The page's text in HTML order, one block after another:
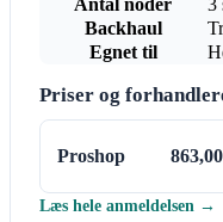
Backhaul
Egnet til
Priser og
Proshop
Læs hele anmeldelsen →